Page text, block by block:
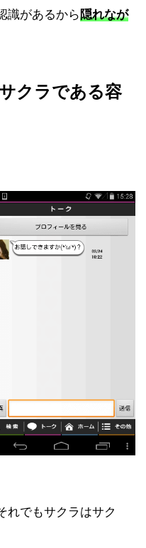
識があるから隠れなが
クラである容
れでもサクラはサク